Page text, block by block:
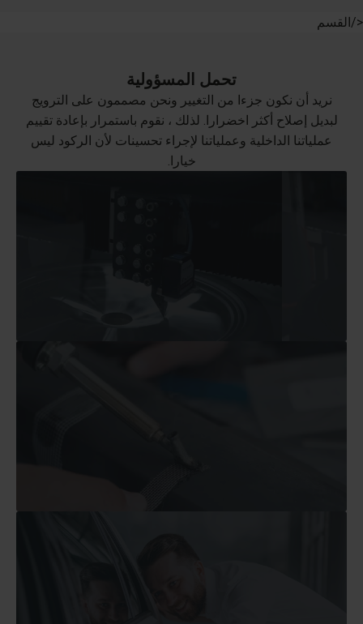
</القسم
تحمل المسؤولية
نريد أن نكون جزءا من التغيير ونحن مصممون على الترويج
لبديل إصلاح أكثر اخضرارا. لذلك ، نقوم باستمرار بإعادة تقييم
عملياتنا الداخلية وعملياتنا لإجراء تحسينات لأن الركود ليس
خيارا.